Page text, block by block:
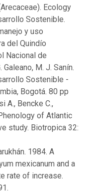
Ecology
Sostenible.
y uso
del Quindío
Nacional de
Galeano, M. J. Sanín.
Sostenible -
Bogotá. 80 pp
A., Bencke C.,
of Atlantic
study. Biotropica 32:
1984. A
mexicanum and a
rate of increase.